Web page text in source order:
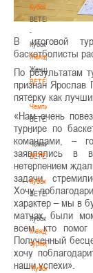
Кубок
BETERA
-
Кубок
Женщины
Женщины
BETERA
-
Чемпионат
BETERA
-
Чемпионат
BETERA
-
Кубок
BETERA
-
Кубок
Международный
турнир
-
"Кубок
В итоговой
баскетболисты
По результатам
признан Ярослав
пятерку как
«Нам очень
турнире по
командами, –
заявлялись в
нетерпением
задачи,
Хочу
характер – мы в
матчах были
всем, кто помог
Полученный
хочу
наши успехи».